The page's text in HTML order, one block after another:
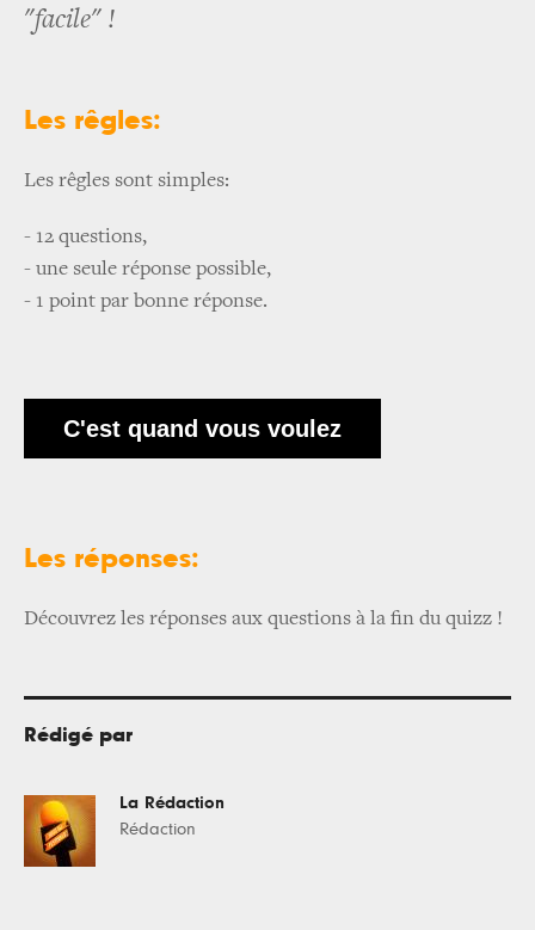
"facile" !
Les rêgles:
Les rêgles sont simples:
- 12 questions,
- une seule réponse possible,
- 1 point par bonne réponse.
C'est quand vous voulez
Les réponses:
Découvrez les réponses aux questions à la fin du quizz !
Rédigé par
La Rédaction
Rédaction